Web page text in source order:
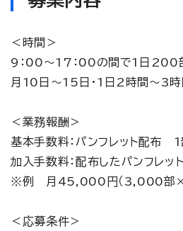
＜時間＞
9：00～17：00の間で1日200
月10日～15日・1日2時間～3時
＜業務報酬＞
基本手数料：パンフレット配
加入手数料：配布したパンフレ
※例 月45,000円（3,000部
＜応募条件＞